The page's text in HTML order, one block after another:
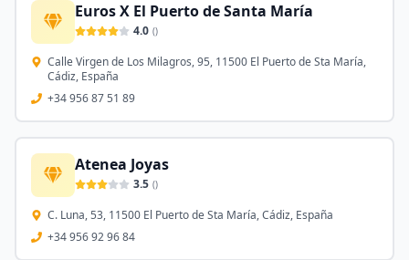
Euros X El Puerto de Santa María
4.0 ()
Calle Virgen de Los Milagros, 95, 11500 El Puerto de Sta María,
Cádiz, España
+34 956 87 51 89
Atenea Joyas
3.5 ()
C. Luna, 53, 11500 El Puerto de Sta María, Cádiz, España
+34 956 92 96 84